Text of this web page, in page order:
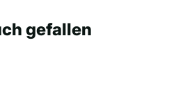
gefallen